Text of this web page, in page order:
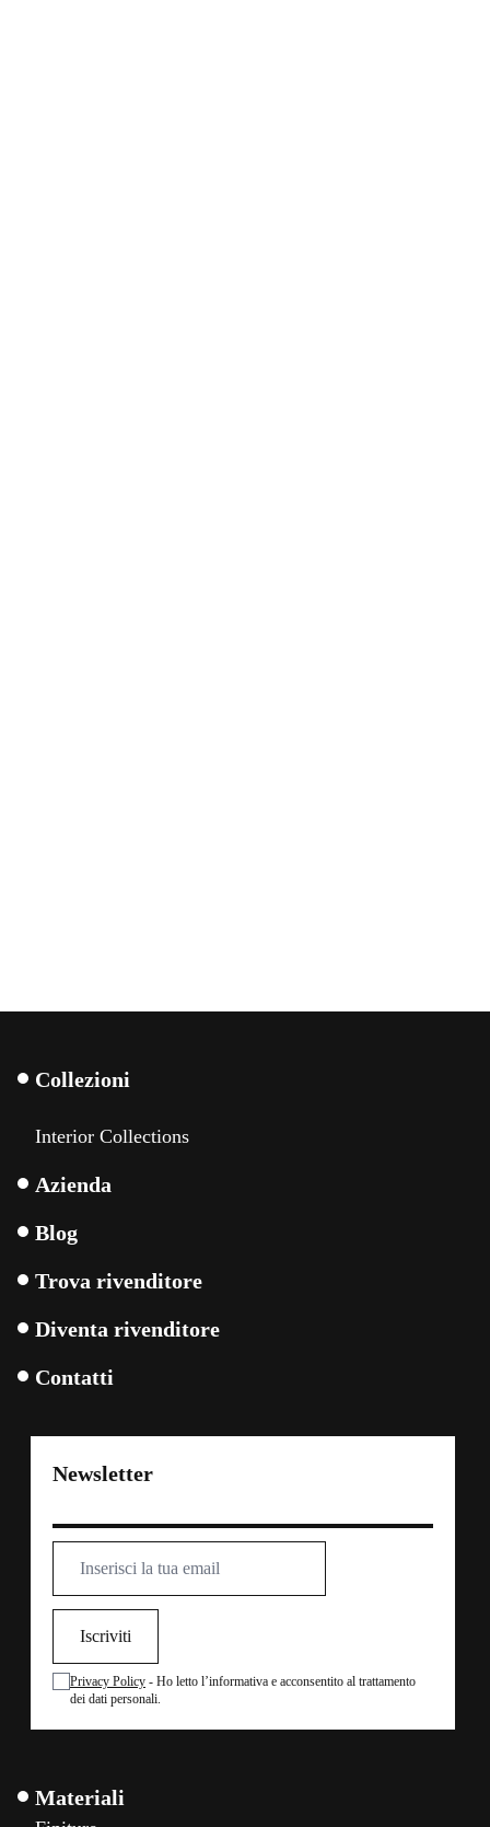
Collezioni
Interior Collections
Azienda
Blog
Trova rivenditore
Diventa rivenditore
Contatti
Newsletter
Iscriviti
Privacy Policy - Ho letto l’informativa e acconsentito al trattamento
dei dati personali.
Materiali